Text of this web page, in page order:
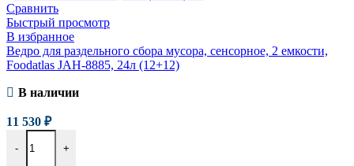
Сравнить
Быстрый просмотр
В избранное
Ведро для раздельного сбора мусора, сенсорное, 2 емкости,
Foodatlas JAH-8885, 24л (12+12)
В наличии
11 530 ₽
- +